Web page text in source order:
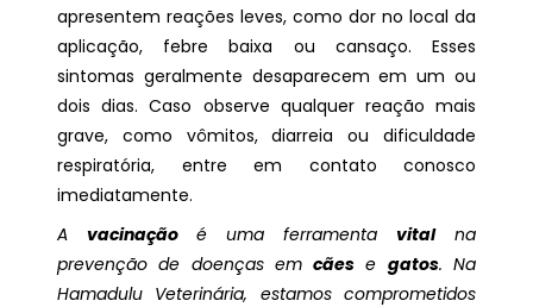
apresentem reações leves, como dor no local da
aplicação, febre baixa ou cansaço. Esses
sintomas geralmente desaparecem em um ou
dois dias. Caso observe qualquer reação mais
grave, como vômitos, diarreia ou dificuldade
respiratória, entre em contato conosco
imediatamente.
A vacinação é uma ferramenta vitalna
prevenção de doenças emcães e gatos. Na
Hamadulu Veterinária, estamos comprometidos